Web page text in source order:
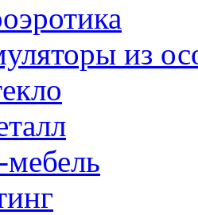
из
мебель